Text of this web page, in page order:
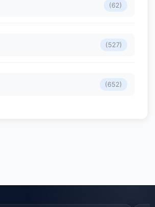
(62)
(527)
(652)